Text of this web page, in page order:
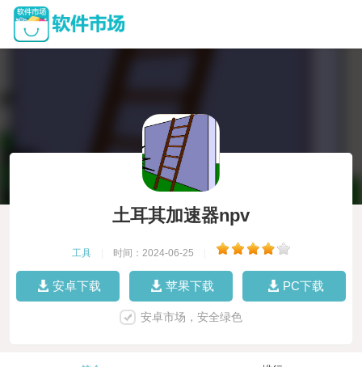
土耳其加速器npv
工具 时间：2024-06-25
安卓下载 苹果下载 PC下载
安卓市场，安全绿色